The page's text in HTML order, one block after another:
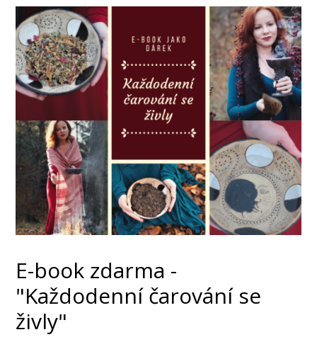
E-book zdarma -
"Každodenní čarování se
živly"